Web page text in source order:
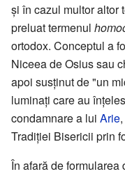
și în cazul multor altor
preluat termenul
ortodox. Conceptul a
Niceea de Osius sau
apoi susținut de "un
luminați care au
condamnare a lui Arie
Tradiției Bisericii prin
În afară de formularea